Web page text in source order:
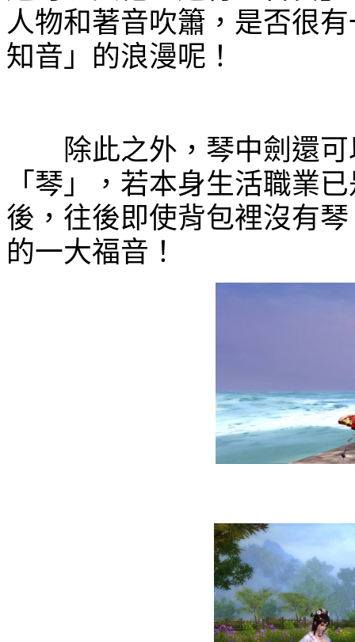
人物和著音吹簫，是否很
知音」的浪漫呢！
除此之外，琴中劍還可
「琴」，若本身生活職業
後，往後即使背包裡沒有
的一大福音！